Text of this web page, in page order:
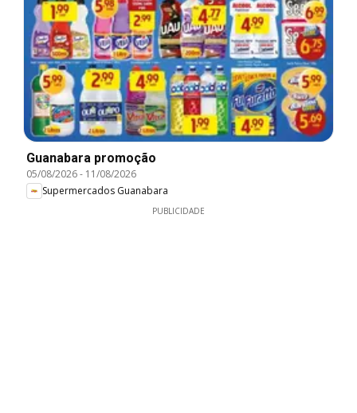
Guanabara promoção
05/08/2026- 11/08/2026
Supermercados Guanabara
PUBLICIDADE